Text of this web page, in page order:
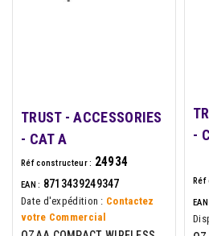
TRUST - ACCESSORIES
- CAT A
Réf constructeur : 24934
EAN : 8713439249347
Date d'expédition : Contactez
votre Commercial
-
Réf
EAN